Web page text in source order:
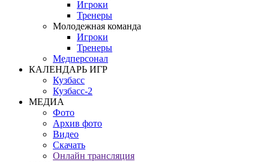
Игроки
Тренеры
Молодежная команда
Игроки
Тренеры
Медперсонал
КАЛЕНДАРЬ ИГР
Кузбасс
Кузбасс-2
МЕДИА
Фото
Архив фото
Видео
Скачать
Онлайн трансляция